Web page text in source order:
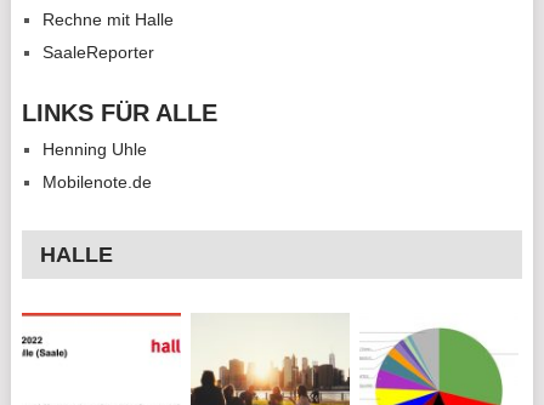
Rechne mit Halle
SaaleReporter
LINKS FÜR ALLE
Henning Uhle
Mobilenote.de
HALLE